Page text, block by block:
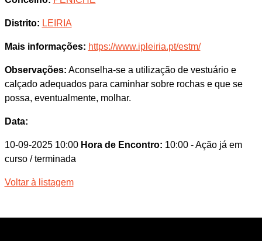
Distrito: LEIRIA
Mais informações: https://www.ipleiria.pt/estm/
Observações: Aconselha-se a utilização de vestuário e
calçado adequados para caminhar sobre rochas e que se
possa, eventualmente, molhar.
Data:
10-09-2025 10:00 Hora de Encontro: 10:00 - Ação já em
curso / terminada
Voltar à listagem